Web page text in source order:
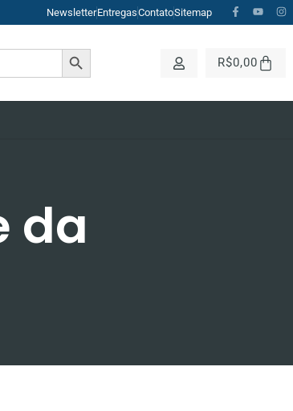
NewsletterEntregasContatoSitemap
SEARCH BUTTON
R$0,00
da